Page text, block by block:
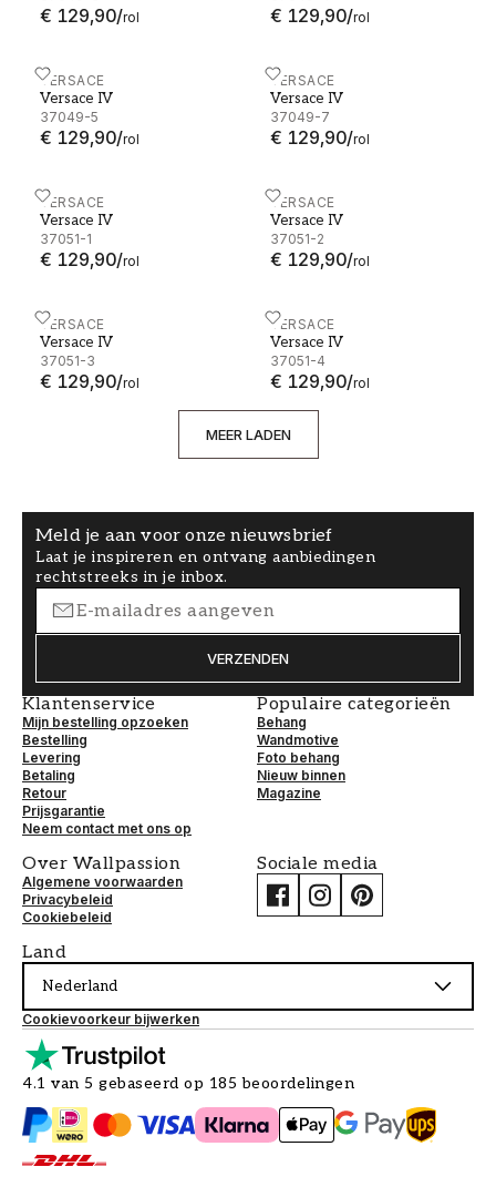
€ 129,90/rol € 129,90/rol
VERSACE
Versace IV
37049-5
€ 129,90/rol
Versace IV - 37049-5 VERSACE
Versace IV
37049-7
€ 129,90/rol
Versace IV - 37049-7
VERSACE
Versace IV
37051-1
€ 129,90/rol
Versace IV - 37051-1 VERSACE
Versace IV
37051-2
€ 129,90/rol
Versace IV - 37051-2
VERSACE
Versace IV
37051-3
€ 129,90/rol
Versace IV - 37051-3 VERSACE
Versace IV
37051-4
€ 129,90/rol
Versace IV - 37051-4
MEER LADEN
Meld je aan voor onze nieuwsbrief
Laat je inspireren en ontvang aanbiedingen
rechtstreeks in je inbox.
VERZENDEN
Klantenservice
Mijn bestelling opzoeken
Bestelling
Levering
Betaling
Retour
Prijsgarantie
Neem contact met ons op
Populaire categorieën
Behang
Wandmotive
Foto behang
Nieuw binnen
Magazine
Over Wallpassion
Algemene voorwaarden
Privacybeleid
Cookiebeleid
Sociale media
Land
Nederland
Cookievoorkeur bijwerken
4.1 van 5 gebaseerd op 185 beoordelingen